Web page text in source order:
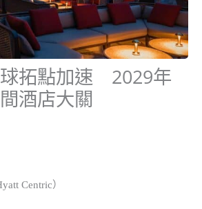
拓點加速 2029年
酒店大關
Centric）